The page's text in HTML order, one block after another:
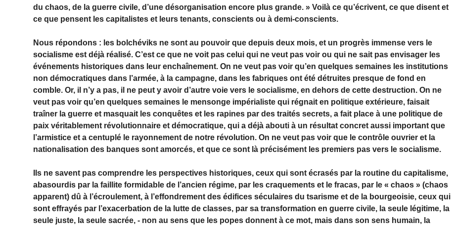
du chaos, de la guerre civile, d’une désorganisation encore plus grande. » Voilà ce qu’écrivent, ce que disent et
ce que pensent les capitalistes et leurs tenants, conscients ou à demi-conscients.
Nous répondons : les bolchéviks ne sont au pouvoir que depuis deux mois, et un progrès immense vers le
socialisme est déjà réalisé. C’est ce que ne voit pas celui qui ne veut pas voir ou qui ne sait pas envisager les
événements historiques dans leur enchaînement. On ne veut pas voir qu’en quelques semaines les institutions
non démocratiques dans l’armée, à la campagne, dans les fabriques ont été détruites presque de fond en
comble. Or, il n’y a pas, il ne peut y avoir d’autre voie vers le socialisme, en dehors de cette destruction. On ne
veut pas voir qu’en quelques semaines le mensonge impérialiste qui régnait en politique extérieure, faisait
traîner la guerre et masquait les conquêtes et les rapines par des traités secrets, a fait place à une politique de
paix véritablement révolutionnaire et démocratique, qui a déjà abouti à un résultat concret aussi important que
l’armistice et a centuplé le rayonnement de notre révolution. On ne veut pas voir que le contrôle ouvrier et la
nationalisation des banques sont amorcés, et que ce sont là précisément les premiers pas vers le socialisme.
Ils ne savent pas comprendre les perspectives historiques, ceux qui sont écrasés par la routine du capitalisme,
abasourdis par la faillite formidable de l’ancien régime, par les craquements et le fracas, par le « chaos » (chaos
apparent) dû à l’écroulement, à l’effondrement des édifices séculaires du tsarisme et de la bourgeoisie, ceux qui
sont effrayés par l’exacerbation de la lutte de classes, par sa transformation en guerre civile, la seule légitime, la
seule juste, la seule sacrée, - non au sens que les popes donnent à ce mot, mais dans son sens humain, la